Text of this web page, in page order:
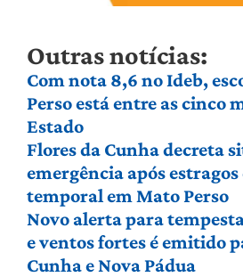
Outras notícias:
Com nota 8,6 no Ideb,
Perso está entre as cinco
Estado
Flores da Cunha decreta
emergência após estragos
temporal em Mato Perso
Novo alerta para
e ventos fortes é emitido
Cunha e Nova Pádua